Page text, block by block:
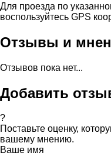
Для проезда по
воспользуйтесь GPS
Отзывы и
Отзывов пока нет...
Добавить
?
Поставьте оценку,
вашему мнению.
Ваше имя